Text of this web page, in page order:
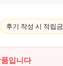
후기 작성 시 적립금
입니다